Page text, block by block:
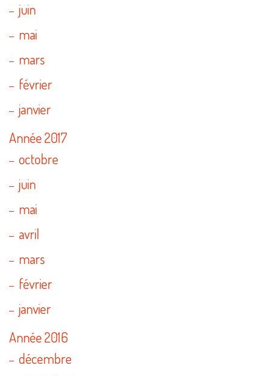
juin
mai
mars
février
janvier
Année 2017
octobre
juin
mai
avril
mars
février
janvier
Année 2016
décembre